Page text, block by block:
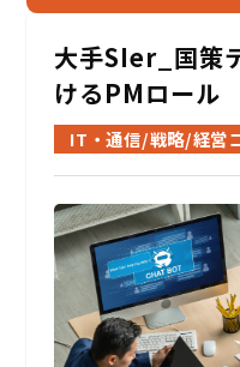
大手SIer_国策
けるPMロール
IT・通信/戦略/経営